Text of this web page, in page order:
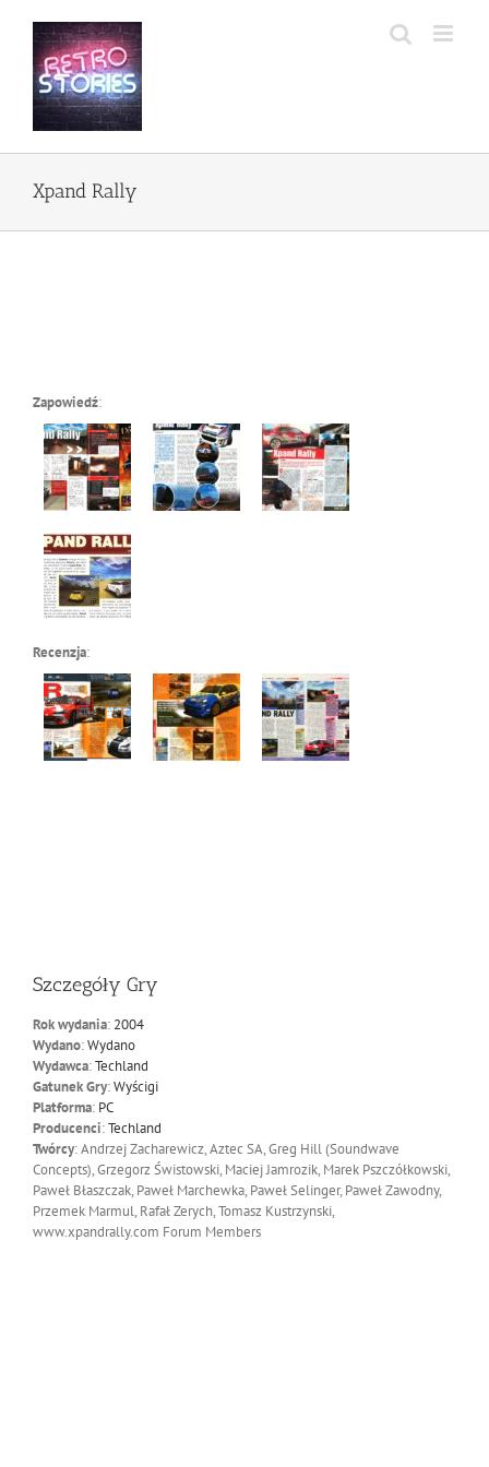
zawartości
Xpand Rally
Zapowiedź:
Recenzja:
Szczegóły Gry
Rok wydania: 2004
Wydano:Wydano
Wydawca:Techland
Gatunek Gry:Wyścigi
Platforma: PC
Producenci:Techland
Twórcy: Andrzej Zacharewicz, Aztec SA, Greg Hill (Soundwave
Concepts), Grzegorz Świstowski, Maciej Jamrozik, Marek Pszczółkowski,
Paweł Błaszczak, Paweł Marchewka, Paweł Selinger, Paweł Zawodny,
Przemek Marmul, Rafał Zerych, Tomasz Kustrzynski,
www.xpandrally.com Forum Members